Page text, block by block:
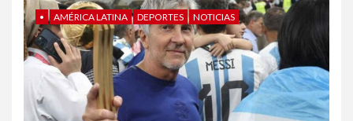
• AMÉRICA LATINA DEPORTES NOTICIAS